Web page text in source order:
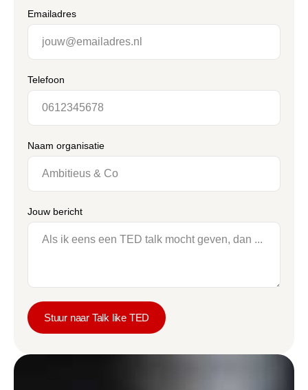
Emailadres
Telefoon
Naam organisatie
Jouw bericht
Stuur naar Talk like TED